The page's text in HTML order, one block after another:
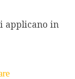
applicano in